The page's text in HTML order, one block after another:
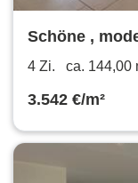
Schöne ,
4 Zi. ca. 144,00
3.542 €/m²